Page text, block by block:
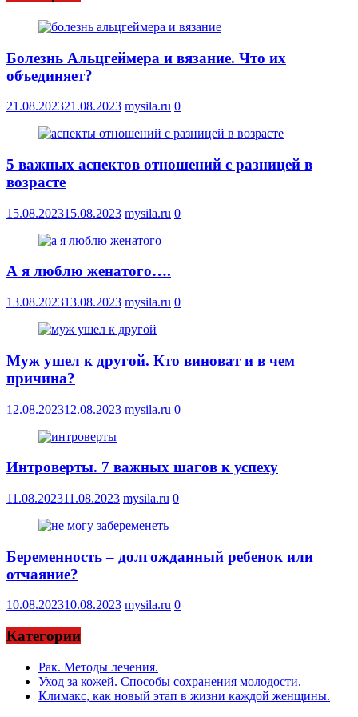
Болезнь Альцгеймера и вязание. Что их
объединяет?
21.08.202321.08.2023 mysila.ru 0
5 важных аспектов отношений с разницей в
возрасте
15.08.202315.08.2023 mysila.ru 0
А я люблю женатого….
13.08.202313.08.2023 mysila.ru 0
Муж ушел к другой. Кто виноват и в чем
причина?
12.08.202312.08.2023 mysila.ru 0
Интроверты. 7 важных шагов к успеху
11.08.202311.08.2023 mysila.ru 0
Беременность – долгожданный ребенок или
отчаяние?
10.08.202310.08.2023 mysila.ru 0
Категории
Рак. Методы лечения.
Уход за кожей. Способы сохранения молодости.
Климакс, как новый этап в жизни каждой женщины.